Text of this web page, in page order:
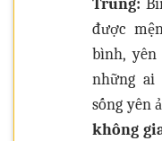
Trung:
được
bình,
những
sống yên
không